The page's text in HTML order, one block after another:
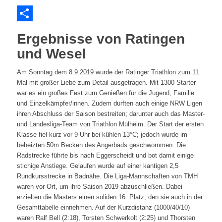
Ergebnisse von Ratingen
und Wesel
Am Sonntag dem 8.9.2019 wurde der Ratinger Triathlon zum 11.
Mal mit großer Liebe zum Detail ausgetragen. Mit 1300 Starter
war es ein großes Fest zum Genießen für die Jugend, Familie
und Einzelkämpfer/innen. Zudem durften auch einige NRW Ligen
ihren Abschluss der Saison bestreiten; darunter auch das Master-
und Landesliga-Team von Triathlon Mülheim. Der Start der ersten
Klasse fiel kurz vor 9 Uhr bei kühlen 13°C; jedoch wurde im
beheizten 50m Becken des Angerbads geschwommen. Die
Radstrecke führte bis nach Eggerscheidt und bot damit einige
stichige Anstiege. Gelaufen wurde auf einer kantigen 2,5
Rundkursstrecke in Badnähe. Die Liga-Mannschaften von TMH
waren vor Ort, um ihre Saison 2019 abzuschließen. Dabei
erzielten die Masters einen soliden 16. Platz, den sie auch in der
Gesamttabelle einnehmen. Auf der Kurzdistanz (1000/40/10)
waren Ralf Bell (2:18), Torsten Schwerkolt (2:25) und Thorsten